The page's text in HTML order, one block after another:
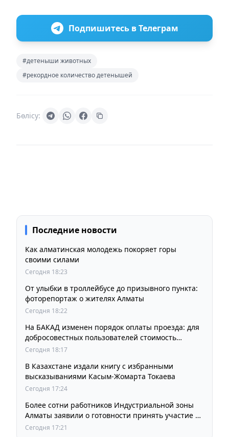
Подпишитесь в Телеграм
#детеныши животных
#рекордное количество детенышей
Бөлісу:
Последние новости
Как алматинская молодежь покоряет горы
своими силами
Сегодня 18:23
От улыбки в троллейбусе до призывного пункта:
фоторепортаж о жителях Алматы
Сегодня 18:22
На БАКАД изменен порядок оплаты проезда: для
добросовестных пользователей стоимость
остается прежней
Сегодня 18:17
В Казахстане издали книгу с избранными
высказываниями Касым-Жомарта Токаева
Сегодня 17:24
Более сотни работников Индустриальной зоны
Алматы заявили о готовности принять участие в
выборах членов Курылтая
Сегодня 17:21